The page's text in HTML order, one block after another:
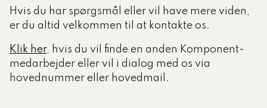
Hvis du har spørgsmål eller vil have mere viden,
er du altid velkommen til at kontakte os.
Klik her, hvis du vil finde en anden Komponent-
medarbejder eller vil i dialog med os via
hovednummer eller hovedmail.